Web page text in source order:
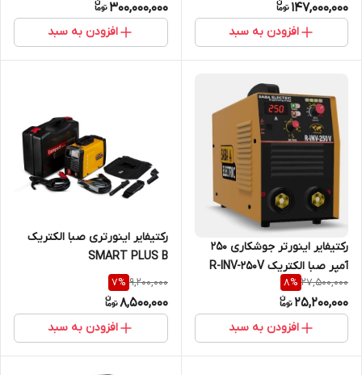
147,000,000
افزودن به سبد
300,000,000
افزودن به سبد
رکتیفایر اینورتر جوشکاری 250
آمپر صبا الکتریک R-INV-250V
27,500,000
8%
25,200,000
افزودن به سبد
رکتیفایر اینورتری صبا الکتریک
SMART PLUS B
9,200,000
7%
8,500,000
افزودن به سبد